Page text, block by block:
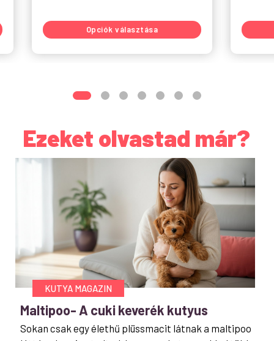
Opciók választása
Ezeket olvastad már?
KUTYA MAGAZIN
Maltipoo- A cuki keverék kutyus
Sokan csak egy élethű plüssmacit látnak a maltipoo